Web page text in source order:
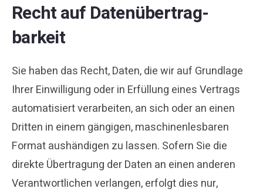
Recht auf Daten­übertrag­
barkeit
Sie haben das Recht, Daten, die wir auf Grundlage
Ihrer Einwilligung oder in Erfüllung eines Vertrags
automatisiert verarbeiten, an sich oder an einen
Dritten in einem gängigen, maschinenlesbaren
Format aushändigen zu lassen. Sofern Sie die
direkte Übertragung der Daten an einen anderen
Verantwortlichen verlangen, erfolgt dies nur,